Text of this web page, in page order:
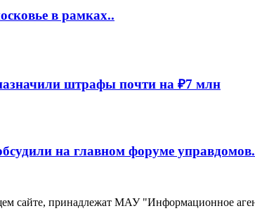
в рамках..
штрафы почти на ₽7 млн
на главном форуме
сайте, принадлежат МАУ "Информационное